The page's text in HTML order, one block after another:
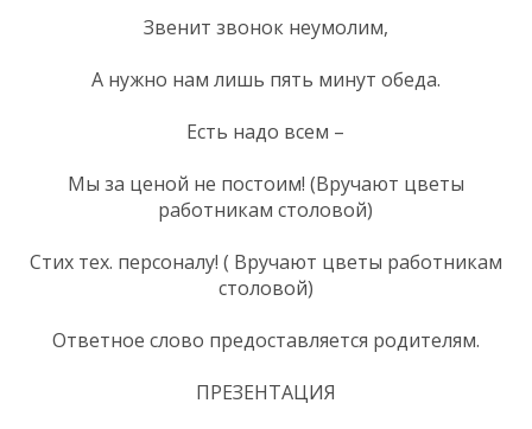
Звенит звонок неумолим,
А нужно нам лишь пять минут обеда.
Есть надо всем –
Мы за ценой не постоим! (Вручают цветы
работникам столовой)
Стих тех. персоналу! ( Вручают цветы работникам
столовой)
Ответное слово предоставляется родителям.
ПРЕЗЕНТАЦИЯ